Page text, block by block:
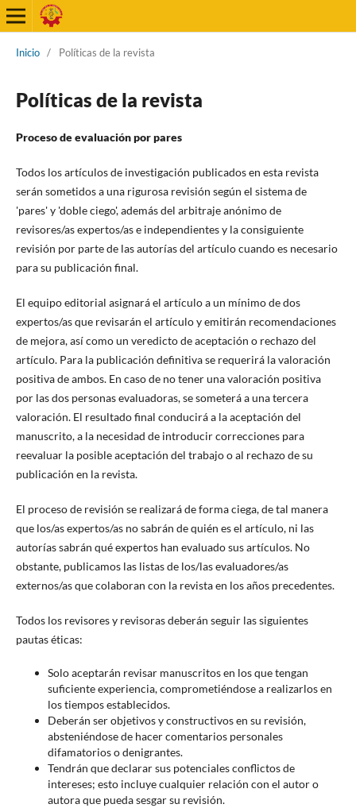
Inicio / Políticas de la revista
Políticas de la revista
Proceso de evaluación por pares
Todos los artículos de investigación publicados en esta revista
serán sometidos a una rigurosa revisión según el sistema de
'pares' y 'doble ciego', además del arbitraje anónimo de
revisores/as expertos/as e independientes y la consiguiente
revisión por parte de las autorías del artículo cuando es necesario
para su publicación final.
El equipo editorial asignará el artículo a un mínimo de dos
expertos/as que revisarán el artículo y emitirán recomendaciones
de mejora, así como un veredicto de aceptación o rechazo del
artículo. Para la publicación definitiva se requerirá la valoración
positiva de ambos. En caso de no tener una valoración positiva
por las dos personas evaluadoras, se someterá a una tercera
valoración. El resultado final conducirá a la aceptación del
manuscrito, a la necesidad de introducir correcciones para
reevaluar la posible aceptación del trabajo o al rechazo de su
publicación en la revista.
El proceso de revisión se realizará de forma ciega, de tal manera
que los/as expertos/as no sabrán de quién es el artículo, ni las
autorías sabrán qué expertos han evaluado sus artículos. No
obstante, publicamos las listas de los/las evaluadores/as
externos/as que colaboran con la revista en los años precedentes.
Todos los revisores y revisoras deberán seguir las siguientes
pautas éticas:
Solo aceptarán revisar manuscritos en los que tengan
suficiente experiencia, comprometiéndose a realizarlos en
los tiempos establecidos.
Deberán ser objetivos y constructivos en su revisión,
absteniéndose de hacer comentarios personales
difamatorios o denigrantes.
Tendrán que declarar sus potenciales conflictos de
intereses; esto incluye cualquier relación con el autor o
autora que pueda sesgar su revisión.